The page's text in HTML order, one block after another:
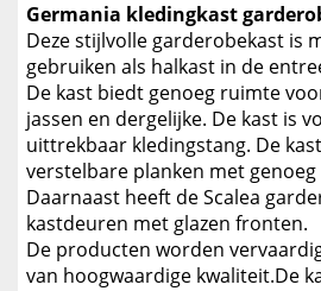
Germania kledingkast
Deze stijlvolle garderobekast is
gebruiken als halkast in de
De kast biedt genoeg ruimte
jassen en dergelijke. De kast is
uittrekbaar kledingstang. De
verstelbare planken met
Daarnaast heeft de Scalea
kastdeuren met glazen fronten.
De producten worden
van hoogwaardige kwaliteit.De